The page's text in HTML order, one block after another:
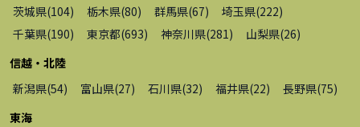
茨城県(104) 栃木県(80) 群馬県(67) 埼玉県(222)
千葉県(190) 東京都(693) 神奈川県(281 ) 山梨県(26)
信越・北陸
新潟県(54) 富山県(27) 石川県(32) 福井県(22) 長野県(75)
東海